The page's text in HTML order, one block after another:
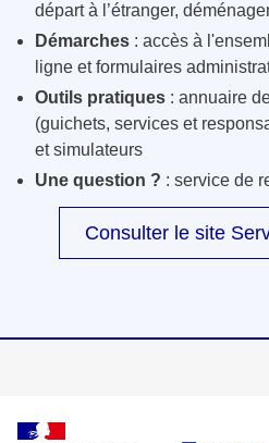
départ à l’étranger,
Démarches : accès à
ligne et formulaires
Outils pratiques : annuaire
(guichets, services et
et simulateurs
Une question ? : service de
Consulter le site